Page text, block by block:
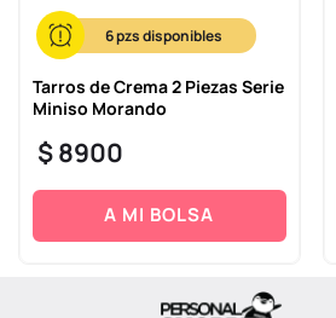
6
Tarros de Crema 2 Piezas Serie
Miniso Morando
$8900
A MI BOLSA